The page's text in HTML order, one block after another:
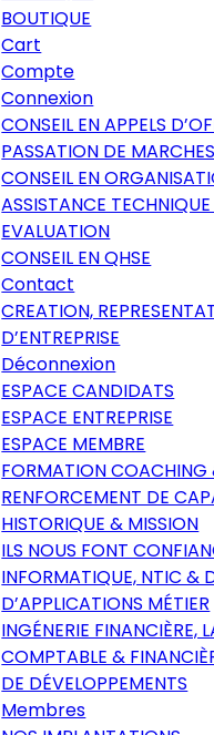
BOUTIQUE
Cart
Compte
Connexion
CONSEIL EN APPELS
PASSATION DE MARCHES
CONSEIL EN
ASSISTANCE
EVALUATION
CONSEIL EN QHSE
Contact
CREATION,
D’ENTREPRISE
Déconnexion
ESPACE CANDIDATS
ESPACE ENTREPRISE
ESPACE MEMBRE
FORMATION COACHING
RENFORCEMENT DE
HISTORIQUE & MISSION
ILS NOUS FONT
INFORMATIQUE, NTIC &
D’APPLICATIONS MÉTIER
INGÉNERIE FINANCIÈRE,
COMPTABLE &
DE DÉVELOPPEMENTS
Membres